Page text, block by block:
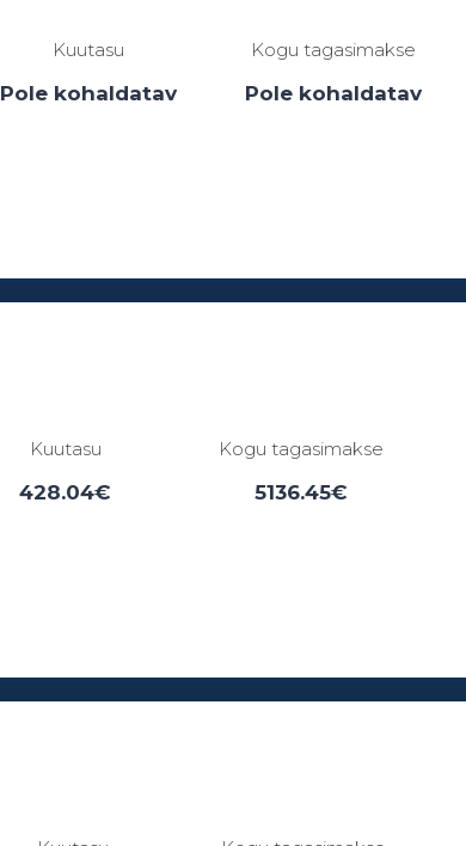
Kuutasu
Pole kohaldatav
Kogu tagasimakse
Pole kohaldatav
Kuutasu
428.04€
Kogu tagasimakse
5136.45€